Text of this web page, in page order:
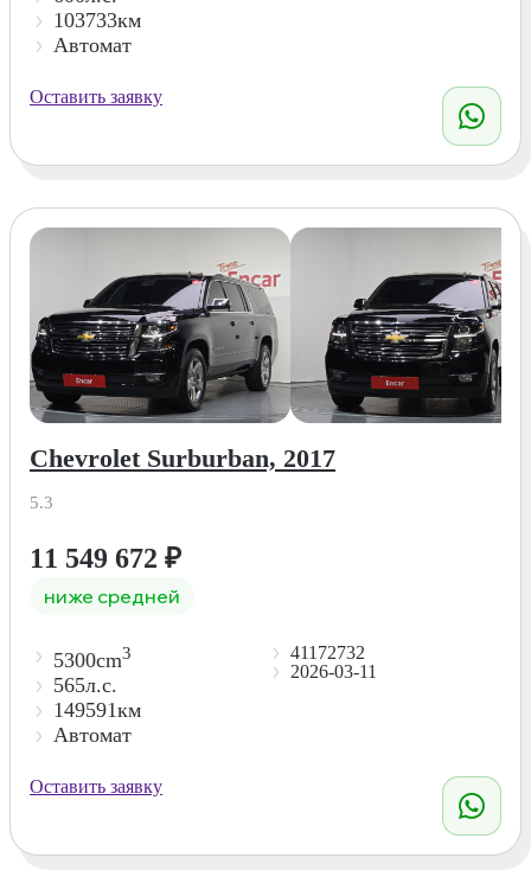
103733км
Автомат
Оставить заявку
Chevrolet Surburban, 2017
5.3
11 549 672 ₽
ниже средней
5300cm3
565л.с.
149591км
Автомат
41172732
2026-03-11
Оставить заявку